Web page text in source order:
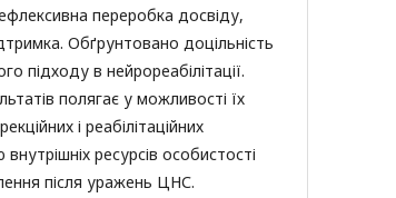
переробка досвіду,
Обґрунтовано доцільність
підходу в нейрореабілітації.
полягає у можливості їх
і реабілітаційних
ресурсів особистості
після уражень ЦНС.